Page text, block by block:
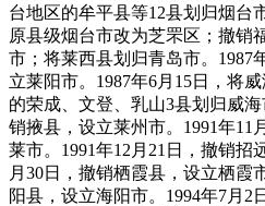
台地区的牟平县等12县划归烟台
原县级烟台市改为芝罘区；撤销
市；将莱西县划归青岛市。1987
立莱阳市。1987年6月15日，将
的荣成、文登、乳山3县划归威
销掖县，设立莱州市。1991年11
莱市。1991年12月21日，撤销招
月30日，撤销栖霞县，设立栖霞
阳县，设立海阳市。1994年7月2